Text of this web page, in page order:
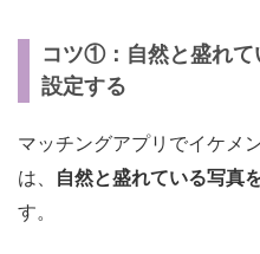
コツ①：自然と盛れて
設定する
マッチングアプリでイケメ
は、
自然と盛れている写真
す。